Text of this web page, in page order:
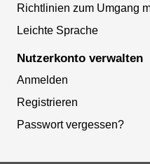
Richtlinien zum Umgang
Leichte Sprache
Nutzerkonto verwalten
Anmelden
Registrieren
Passwort vergessen?